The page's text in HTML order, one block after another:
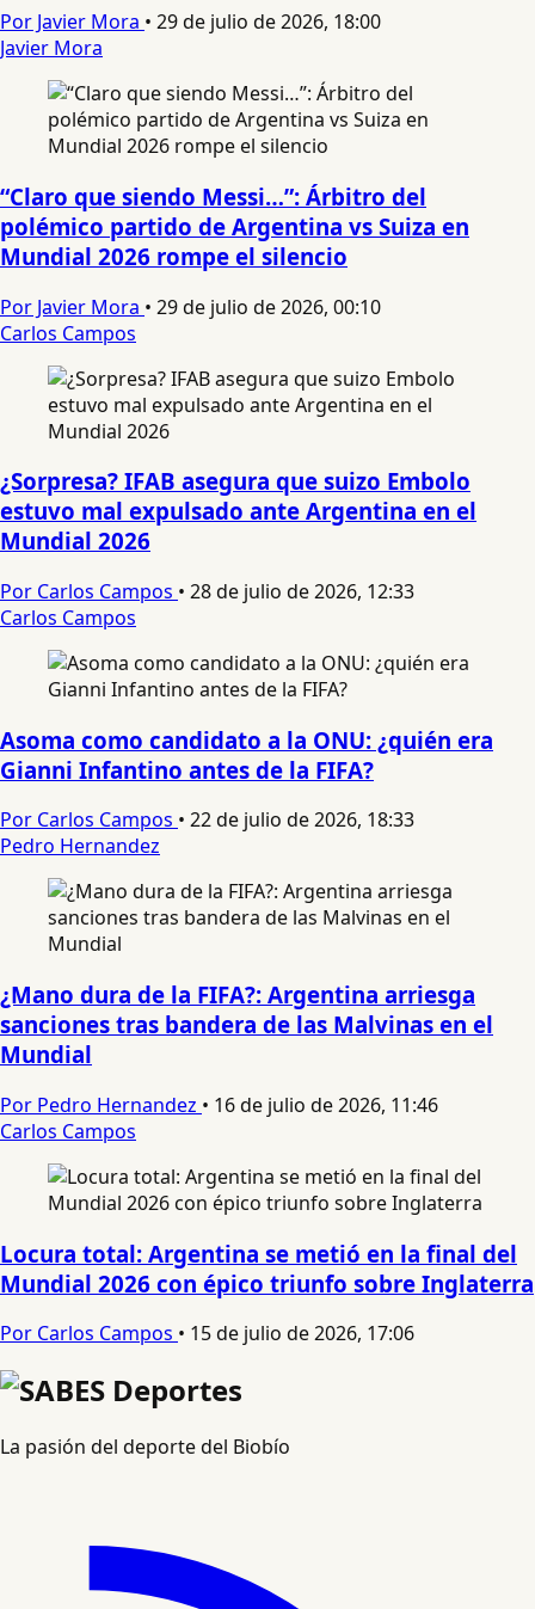
Por Javier Mora • 29 de julio de 2026, 18:00
Javier Mora
“Claro que siendo Messi…”: Árbitro del
polémico partido de Argentina vs Suiza en
Mundial 2026 rompe el silencio
Por Javier Mora • 29 de julio de 2026, 00:10
Carlos Campos
¿Sorpresa? IFAB asegura que suizo Embolo
estuvo mal expulsado ante Argentina en el
Mundial 2026
Por Carlos Campos • 28 de julio de 2026, 12:33
Carlos Campos
Asoma como candidato a la ONU: ¿quién era
Gianni Infantino antes de la FIFA?
Por Carlos Campos • 22 de julio de 2026, 18:33
Pedro Hernandez
¿Mano dura de la FIFA?: Argentina arriesga
sanciones tras bandera de las Malvinas en el
Mundial
Por Pedro Hernandez • 16 de julio de 2026, 11:46
Carlos Campos
Locura total: Argentina se metió en la final del
Mundial 2026 con épico triunfo sobre Inglaterra
Por Carlos Campos • 15 de julio de 2026, 17:06
La pasión del deporte del Biobío